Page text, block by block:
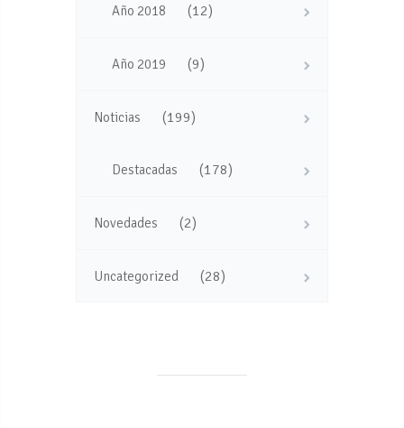
Año 2018 (12)
Año 2019 (9)
Noticias (199)
Destacadas (178)
Novedades (2)
Uncategorized (28)